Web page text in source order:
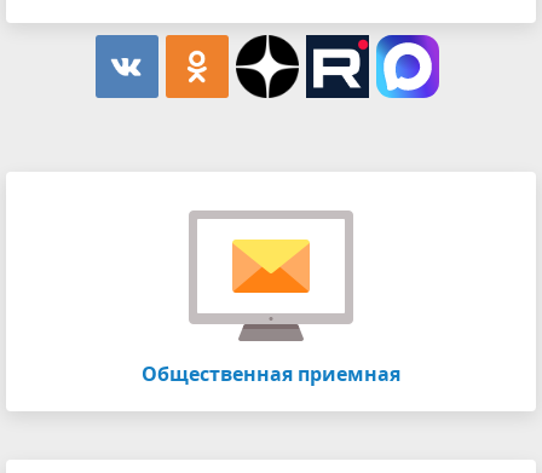
Общественная приемная